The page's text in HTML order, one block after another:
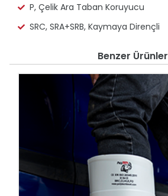
P, Çelik Ara Taban Koruyucu
SRC, SRA+SRB, Kaymaya Dirençli
Benzer Ürünler